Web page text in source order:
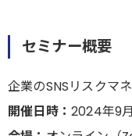
セミナー概要
企業のSNSリスクマ
開催日時： 2024年9